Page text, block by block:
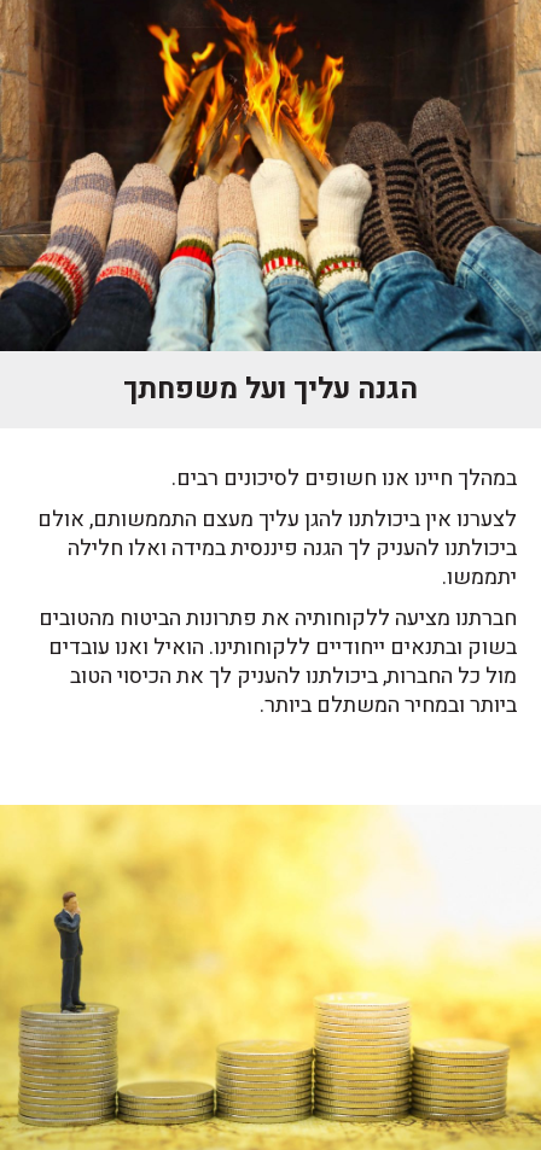
הגנה עליך ועל משפחתך
במהלך חיינו אנו חשופים לסיכונים רבים.
לצערנו אין ביכולתנו להגן עליך מעצם התממשותם, אולם
ביכולתנו להעניק לך הגנה פיננסית במידה ואלו חלילה
יתממשו.
חברתנו מציעה ללקוחותיה את פתרונות הביטוח מהטובים
בשוק ובתנאים ייחודיים ללקוחותינו. הואיל ואנו עובדים
מול כל החברות, ביכולתנו להעניק לך את הכיסוי הטוב
ביותר ובמחיר המשתלם ביותר.